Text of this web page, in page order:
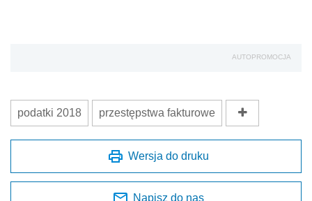
AUTOPROMOCJA
podatki 2018 przestępstwa fakturowe
Wersja do druku
Napisz do nas